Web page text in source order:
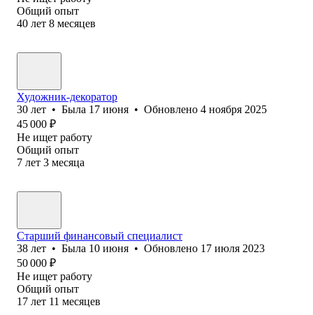
Общий опыт
40 лет 8 месяцев
Художник-декоратор
30 лет • Была 17 июня • Обновлено 4 ноября 2025
45 000 ₽
Не ищет работу
Общий опыт
7 лет 3 месяца
Старший финансовый специалист
38 лет • Была 10 июня • Обновлено 17 июля 2023
50 000 ₽
Не ищет работу
Общий опыт
17 лет 11 месяцев